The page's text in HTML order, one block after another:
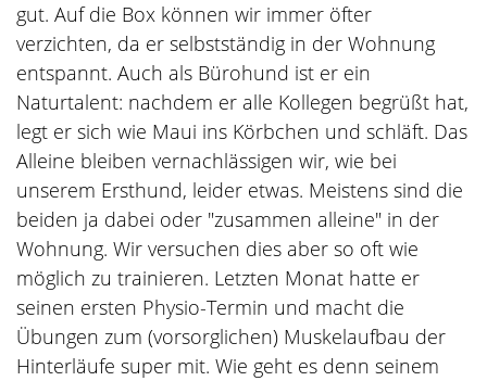
gut. Auf die Box können wir immer öfter
verzichten, da er selbstständig in der Wohnung
entspannt. Auch als Bürohund ist er ein
Naturtalent: nachdem er alle Kollegen begrüßt hat,
legt er sich wie Maui ins Körbchen und schläft. Das
Alleine bleiben vernachlässigen wir, wie bei
unserem Ersthund, leider etwas. Meistens sind die
beiden ja dabei oder "zusammen alleine" in der
Wohnung. Wir versuchen dies aber so oft wie
möglich zu trainieren. Letzten Monat hatte er
seinen ersten Physio-Termin und macht die
Übungen zum (vorsorglichen) Muskelaufbau der
Hinterläufe super mit. Wie geht es denn seinem